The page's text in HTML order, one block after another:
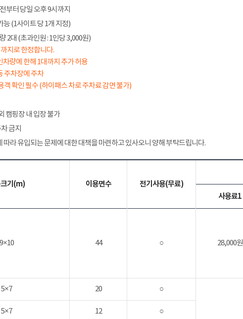
부터 당일 오후 9시까지
능 (1사이트 당 1개 지정)
2대 (초과인원 : 1인당 3,000원)
지로 한정합니다.
량에 한해 1대까지 추가 허용
주차장에 주차
확인 필수 (하이패스 차로 주차료 감면 불가)
캠핑장 내 입장 불가
금지
따라 유입되는 문제에 대한 대책을 마련하고 있사오니 양해 부탁드립니다.
기(m) 이용면수 전기사용(무료)
사용료1
9×10 44 ○ 28,000원
5×7 20 ○
5×7 12 ○